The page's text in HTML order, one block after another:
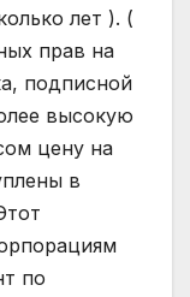
лет ). (
прав на
подписной
высокую
цену на
в
по